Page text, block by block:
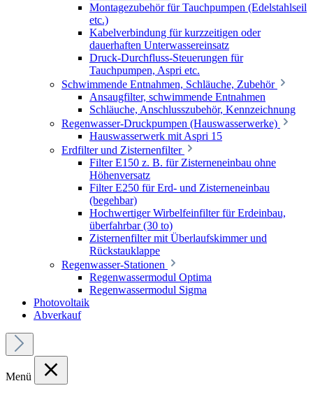
Montagezubehör für Tauchpumpen (Edelstahlseil
etc.)
Kabelverbindung für kurzzeitigen oder
dauerhaften Unterwassereinsatz
Druck-Durchfluss-Steuerungen für
Tauchpumpen, Aspri etc.
Schwimmende Entnahmen, Schläuche, Zubehör
Ansaugfilter, schwimmende Entnahmen
Schläuche, Anschlusszubehör, Kennzeichnung
Regenwasser-Druckpumpen (Hauswasserwerke)
Hauswasserwerk mit Aspri 15
Erdfilter und Zisternenfilter
Filter E150 z. B. für Zisterneneinbau ohne
Höhenversatz
Filter E250 für Erd- und Zisterneneinbau
(begehbar)
Hochwertiger Wirbelfeinfilter für Erdeinbau,
überfahrbar (30 to)
Zisternenfilter mit Überlaufskimmer und
Rückstauklappe
Regenwasser-Stationen
Regenwassermodul Optima
Regenwassermodul Sigma
Photovoltaik
Abverkauf
Menü